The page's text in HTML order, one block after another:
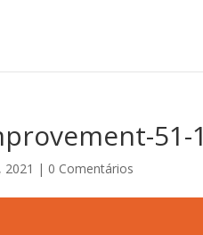
51-1
2021 | 0 Comentários